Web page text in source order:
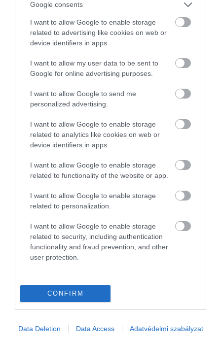
Google consents
I want to allow Google to enable storage
related to advertising like cookies on web or
device identifiers in apps.
I want to allow my user data to be sent to
Google for online advertising purposes.
I want to allow Google to send me
personalized advertising.
I want to allow Google to enable storage
related to analytics like cookies on web or
device identifiers in apps.
I want to allow Google to enable storage
related to functionality of the website or app.
I want to allow Google to enable storage
related to personalization.
I want to allow Google to enable storage
related to security, including authentication
functionality and fraud prevention, and other
user protection.
CONFIRM
Data Deletion Data Access Adatvédelmi szabályzat
ÉLETSTÍLUS
letelepedésre
Miközben Norvégia rendszeresen a világ legboldogabb országai
között szerepel, a külföldiek tapasztalatai egészen más képet
bizonyult a…